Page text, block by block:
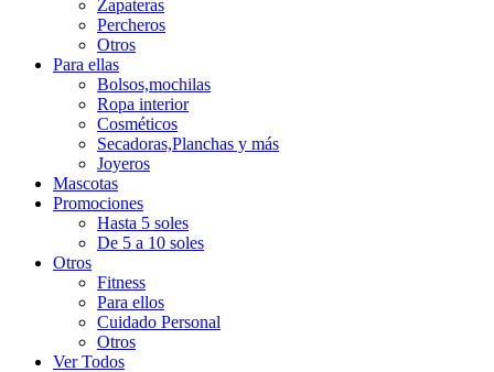
Zapateras
Percheros
Otros
Para ellas
Bolsos,mochilas
Ropa interior
Cosméticos
Secadoras,Planchas y más
Joyeros
Mascotas
Promociones
Hasta 5 soles
De 5 a 10 soles
Otros
Fitness
Para ellos
Cuidado Personal
Otros
Ver Todos